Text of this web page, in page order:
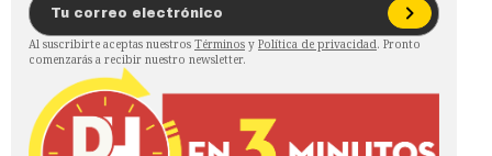
Al suscribirte aceptas nuestros Términos y Política de privacidad. Pronto
comenzarás a recibir nuestro newsletter.